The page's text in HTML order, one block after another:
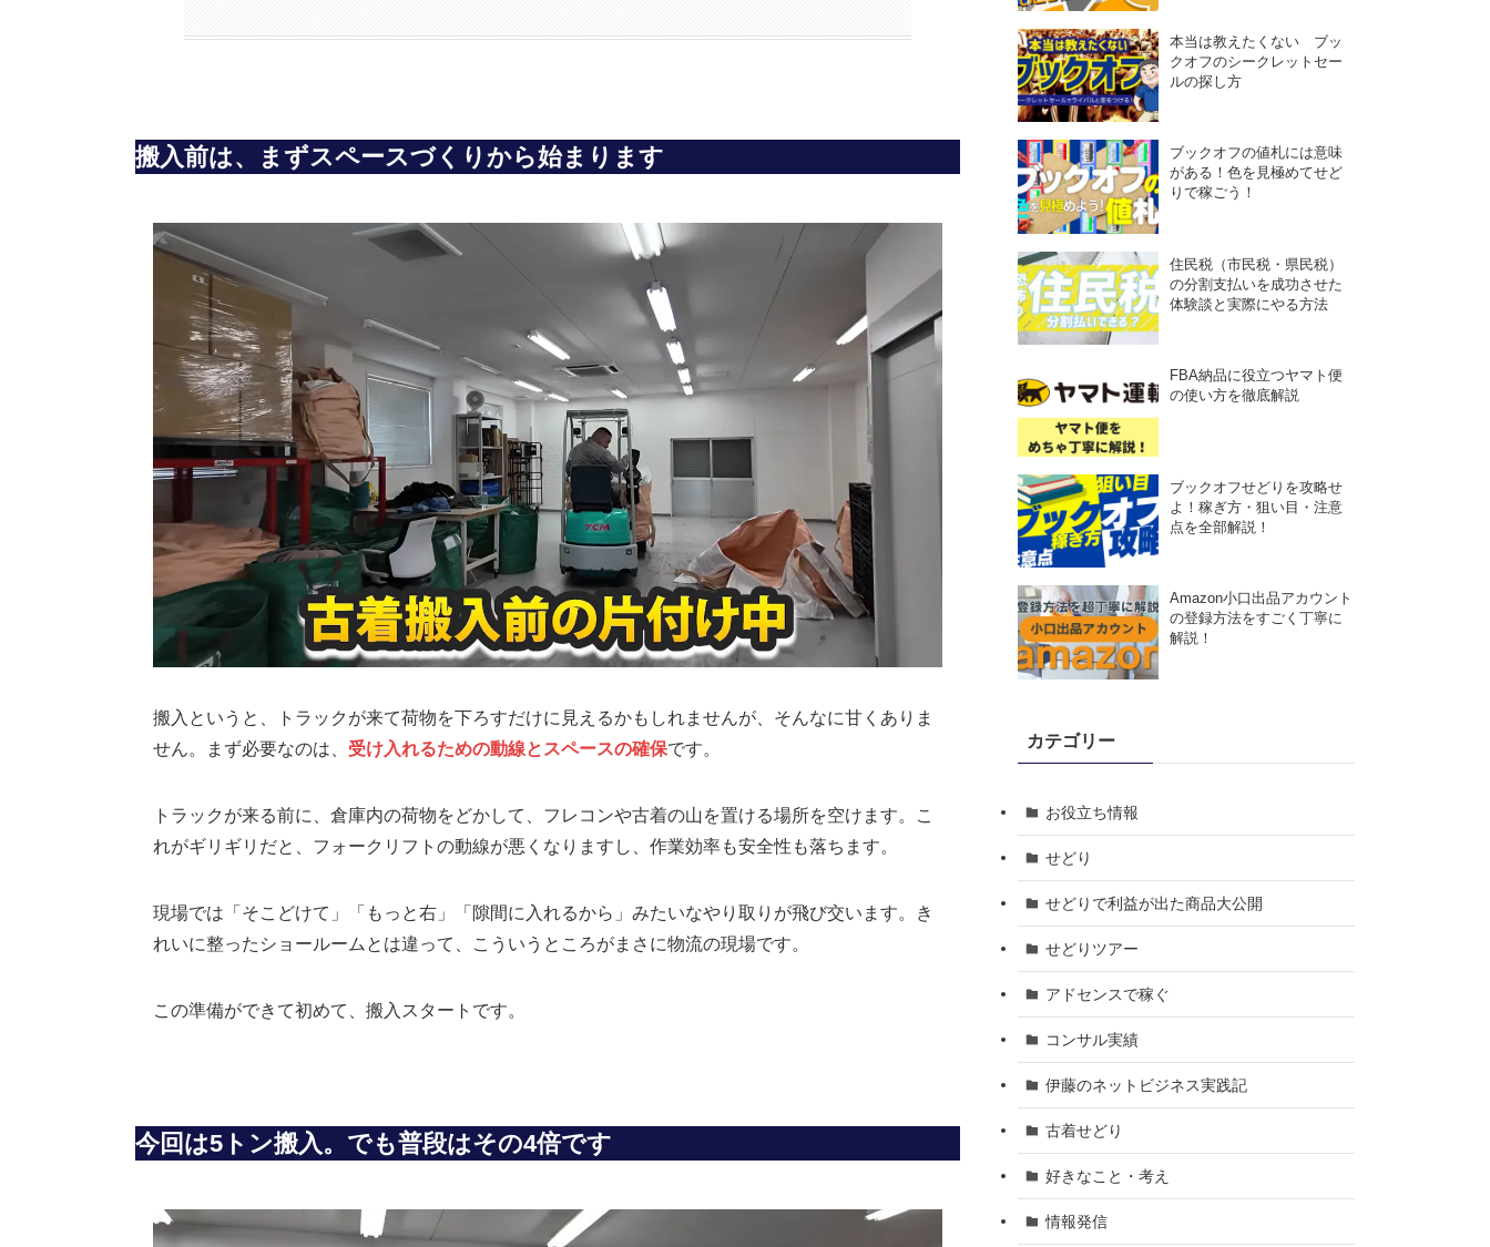
搬入前は、まずスペースづくりから始まります
搬入というと、トラックが来て荷物を下ろすだけに見えるかもしれませんが、そんなに甘くありま
せん。まず必要なのは、 受け入れるための動線とスペースの確保です。
トラックが来る前に、倉庫内の荷物をどかして、フレコンや古着の山を置ける場所を空けます。こ
れがギリギリだと、フォークリフトの動線が悪くなりますし、作業効率も安全性も落ちます。
現場では「そこどけて」「もっと右」「隙間に入れるから」みたいなやり取りが飛び交います。き
れいに整ったショールームとは違って、こういうところがまさに物流の現場です。
この準備ができて初めて、搬入スタートです。
今回は5トン搬入。でも普段はその4倍です
本当は教えたくない ブッ
クオフのシークレットセー
ルの探し方
ブックオフの値札には意味
がある！色を見極めてせど
りで稼ごう！
住民税（市民税・県民税）
の分割支払いを成功させた
体験談と実際にやる方法
FBA納品に役立つヤマト便
の使い方を徹底解説
ブックオフせどりを攻略せ
よ！稼ぎ方・狙い目・注意
点を全部解説！
Amazon小口出品アカウント
の登録方法をすごく丁寧に
解説！
カテゴリー
お役立ち情報
せどり
せどりで利益が出た商品大公開
せどりツアー
アドセンスで稼ぐ
コンサル実績
伊藤のネットビジネス実践記
古着せどり
好きなこと・考え
情報発信